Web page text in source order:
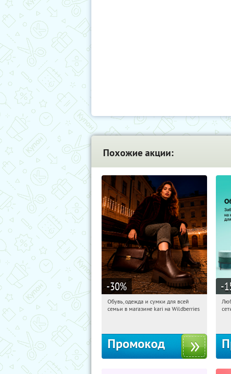
Похожие акции:
-30%
10:49:32 Получили:
Обувь, одежда и сумки для всей
семьи в магазине kari на Wildberries
Промокод
-